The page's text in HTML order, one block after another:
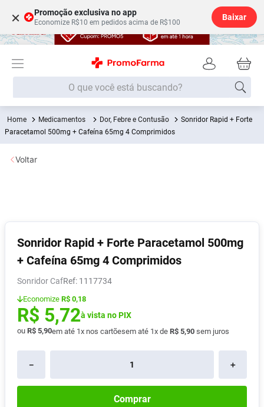
× Promoção exclusiva no app
Economize R$10 em pedidos acima de R$100
Baixar
O que você está buscando?
Medicamentos Dor, Febre e Contusão
Sonridor Rapid + Forte
Paracetamol 500mg + Cafeína 65mg 4 Comprimidos
Sonridor Rapid + Forte Paracetamol 500mg
+ Cafeína 65mg 4 Comprimidos
Sonridor Caf : 1117734
Economize R$ 0,18
R$ 5,72à vista no PIX
ou R$ 5,90em até 1x nos cartõesem até 1x de R$ 5,90 sem juros
＋
－
Comprar
Voltar
Termos mais buscados
1º Fralda
2
5º Fralda G
6º Shampoo
7º Desodorante
8º Absorvente
9º Vitamina D
10 º Lavitan